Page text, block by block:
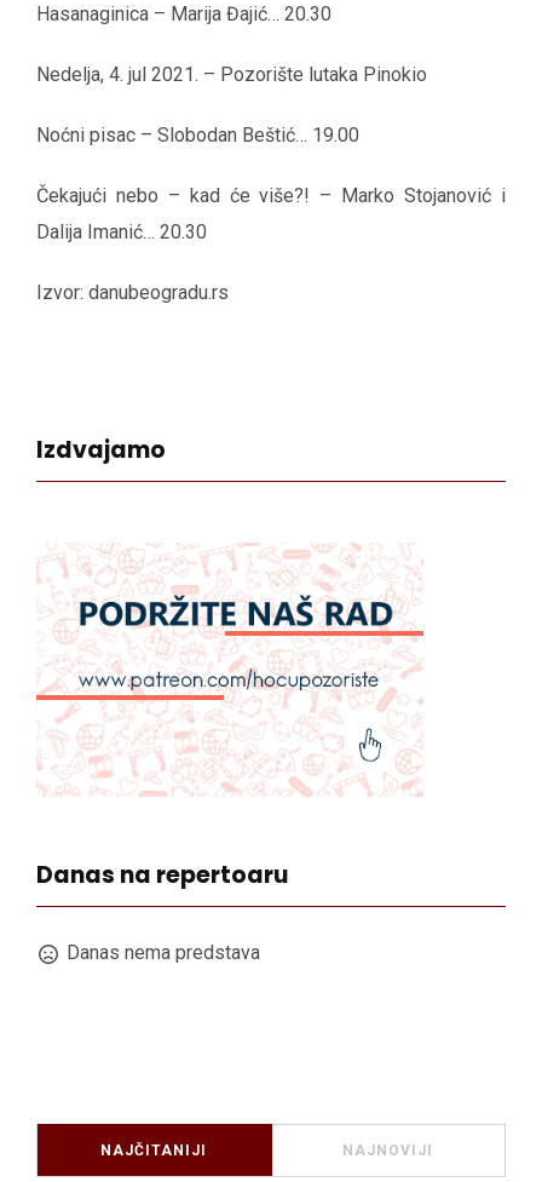
Hasanaginica – Marija Đajić… 20.30
Nedelja, 4. jul 2021. – Pozorište lutaka Pinokio
Noćni pisac – Slobodan Beštić… 19.00
Čekajući nebo – kad će više?! – Marko Stojanović i
Dalija Imanić… 20.30
Izvor: danubeogradu.rs
Izdvajamo
Danas na repertoaru
Danas nema predstava
NAJČITANIJI NAJNOVIJI